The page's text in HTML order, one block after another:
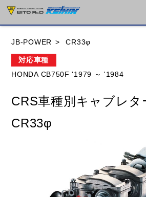
JB-POWER CR33φ
対応車種
HONDA CB750F '1979 ～ '1984
CRS車種別キャブレタ
CR33φ